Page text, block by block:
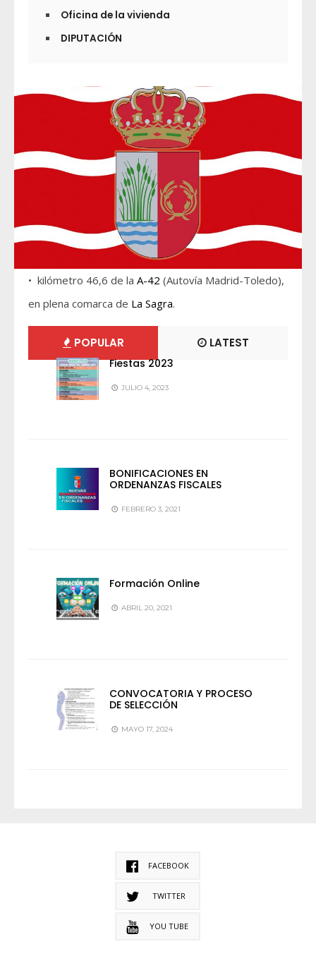
Oficina de la vivienda
DIPUTACIÓN
• kilómetro 46,6 de la A-42 (Autovía Madrid-Toledo),
en plena comarca de La Sagra.
POPULAR LATEST
Fiestas 2023
JULIO 4, 2023
BONIFICACIONES EN
ORDENANZAS FISCALES
FEBRERO 3, 2021
Formación Online
ABRIL 20, 2021
CONVOCATORIA Y PROCESO
DE SELECCIÓN
MAYO 17, 2024
FACEBOOK
TWITTER
YOU TUBE